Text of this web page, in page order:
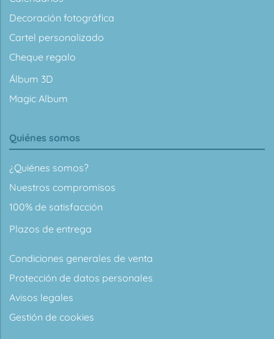
Decoración fotográfica
Cartel personalizado
Cheque regalo
Álbum 3D
Magic Album
Quiénes somos
¿Quiénes somos?
Nuestros compromisos
100% de satisfacción
Plazos de entrega
Condiciones generales de venta
Protección de datos personales
Avisos legales
Gestión de cookies